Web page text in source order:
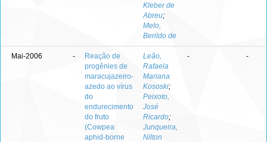
Kleber de
Abreu;
Melo,
Berildo de
Mai-2006 -
Reação de
progênies de
maracujazeiro-
azedo ao vírus
do
endurecimento
do fruto
(Cowpea
aphid-borne
Leão,
Rafaela
Mariana
Kososki;
Peixoto,
José
Ricardo;
Junqueira,
Nilton
- -